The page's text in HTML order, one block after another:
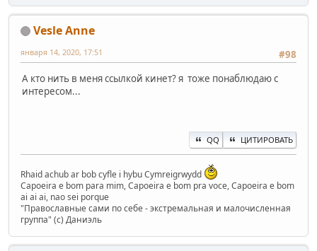
Vesle Anne
#98
января 14, 2020, 17:51
А кто нить в меня ссылкой кинет? я тоже понаблюдаю с
интересом...
QQ ЦИТИРОВАТЬ
Rhaid achub ar bob cyfle i hybu Cymreigrwydd
Capoeira e bom para mim, Capoeira e bom pra voce, Capoeira e bom
ai ai ai, nao sei porque
"Православные сами по себе - экстремальная и малочисленная
группа" (с) Даниэль